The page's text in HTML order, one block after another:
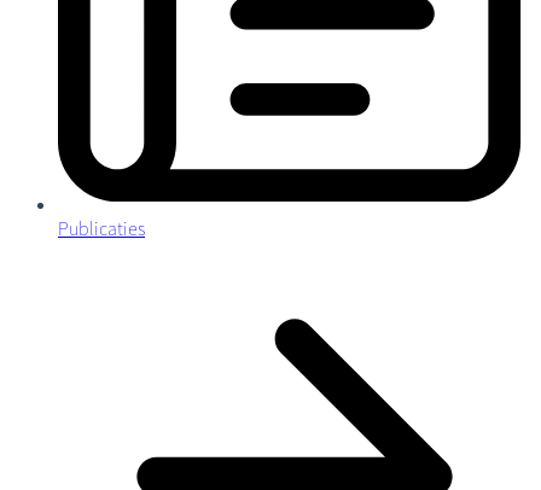
Publicaties